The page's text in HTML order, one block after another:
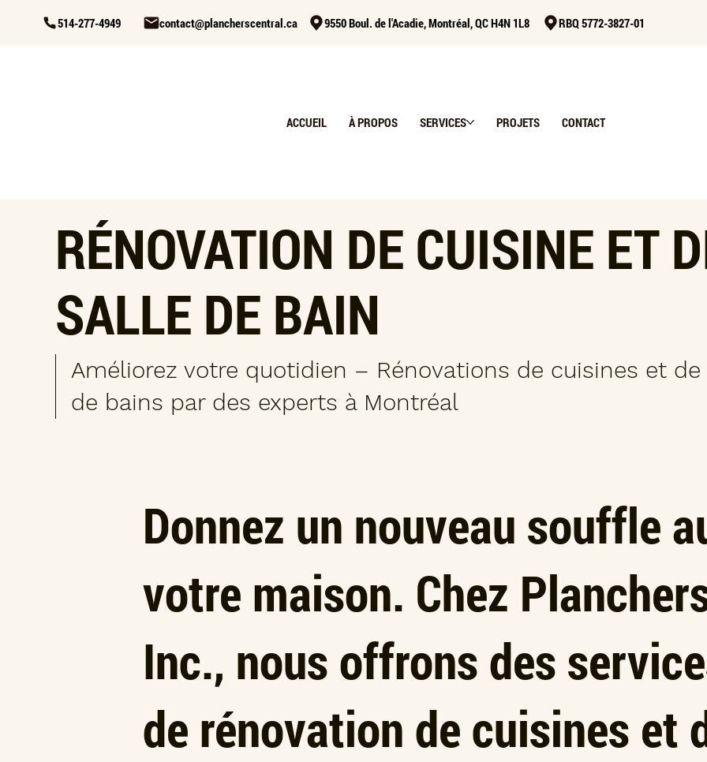
514-277-4949 contact@plancherscentral.ca 9550 Boul. de l'Acadie, Montréal, QC H4N 1L8 RBQ 5772-3827-01
ACCUEIL À PROPOS SERVICES PROJETS CONTACT
RÉNOVATION DE CUISINE ET
SALLE DE BAIN
Améliorez votre quotidien – Rénovations de cuisines et de
de bains par des experts à Montréal
Donnez un nouveau souffle
votre maison. Chez
Inc., nous offrons des
de rénovation de cuisines et